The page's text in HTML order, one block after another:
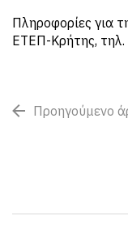
Πληροφορίες για
ΕΤΕΠ-Κρήτης,
Προηγούμενο